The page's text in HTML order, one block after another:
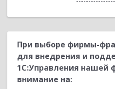
При выборе фирмы-
для внедрения и
1С:Управления нашей
внимание на: